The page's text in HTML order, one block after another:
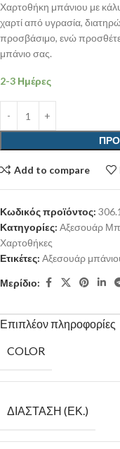
Χαρτοθήκη μπάνιου με
χαρτί από υγρασία,
προσβάσιμο, ενώ
μπάνιο σας.
2-3 Ημέρες
Add to compare
Κωδικός προϊόντος:
Κατηγορίες: Αξεσουάρ
Χαρτοθήκες
Ετικέτες: Αξεσουάρ
Μερίδιο:
Επιπλέον πληροφορίες
COLOR
ΔΙΆΣΤΑΣΗ (ΕΚ.)